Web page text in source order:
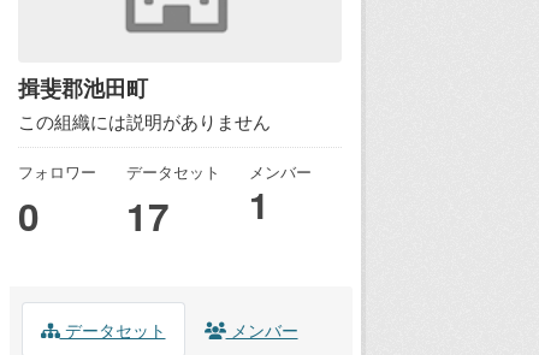
揖斐郡池田町
この組織には説明がありません
フォロワー
0
データセット
17
メンバー
1
データセット メンバー